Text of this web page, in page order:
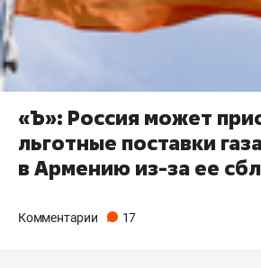
«Ъ»: Россия может
льготные поставки
в Армению из-за ее
Комментарии 17